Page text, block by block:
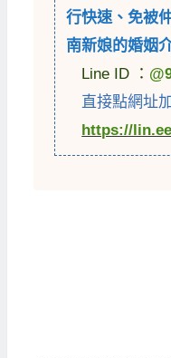
行快速、免被
南新娘的婚姻
Line ID ：
直接點網址
https://